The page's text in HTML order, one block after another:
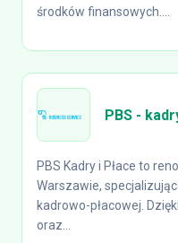
środków finansowych....
PBS -
PBS Kadry i Płace to
Warszawie,
kadrowo-płacowej.
oraz...